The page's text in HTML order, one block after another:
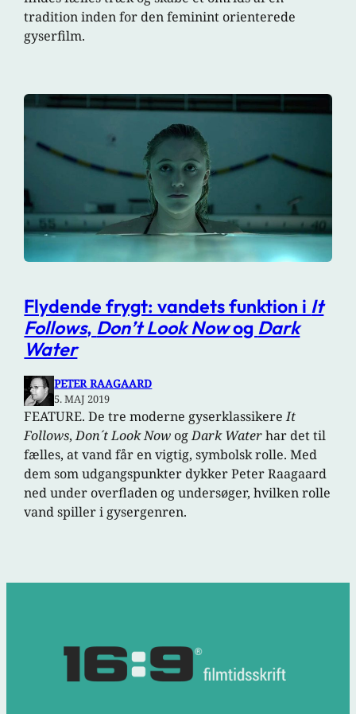
tradition inden for den feminint orienterede
gyserfilm.
Flydende frygt: vandets funktion i It
Follows, Don’t Look Nowog Dark
Water
PETER RAAGAARD
5. MAJ 2019
FEATURE. De tre moderne gyserklassikereIt
Follows,Don´t Look Now ogDark Waterhar det til
fælles, at vand får en vigtig, symbolsk rolle. Med
dem som udgangspunkter dykker Peter Raagaard
ned under overfladen og undersøger, hvilken rolle
vand spiller i gysergenren.